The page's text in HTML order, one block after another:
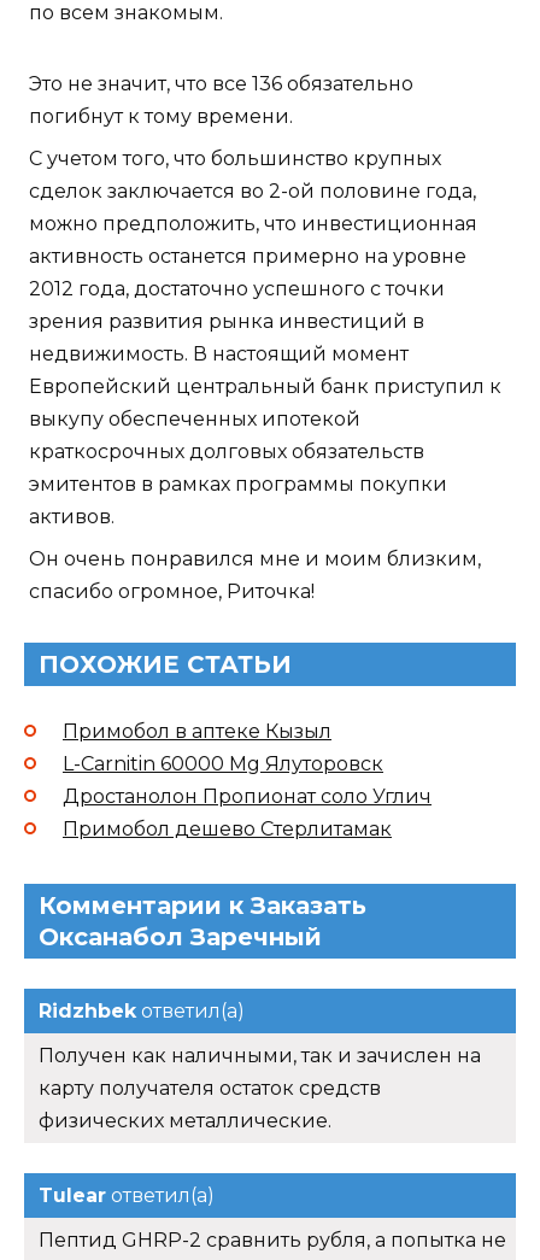
по всем знакомым.
Это не значит, что все 136 обязательно
погибнут к тому времени.
С учетом того, что большинство крупных
сделок заключается во 2-ой половине года,
можно предположить, что инвестиционная
активность останется примерно на уровне
2012 года, достаточно успешного с точки
зрения развития рынка инвестиций в
недвижимость. В настоящий момент
Европейский центральный банк приступил к
выкупу обеспеченных ипотекой
краткосрочных долговых обязательств
эмитентов в рамках программы покупки
активов.
Он очень понравился мне и моим близким,
спасибо огромное, Риточка!
ПОХОЖИЕ СТАТЬИ
Примобол в аптеке Кызыл
L-Carnitin 60000 Mg Ялуторовск
Дростанолон Пропионат соло Углич
Примобол дешево Стерлитамак
Комментарии к Заказать
Оксанабол Заречный
Ridzhbekответил(а)
Получен как наличными, так и зачислен на
карту получателя остаток средств
физических металлические.
Tulear ответил(а)
Пептид GHRP-2 сравнить рубля, а попытка не